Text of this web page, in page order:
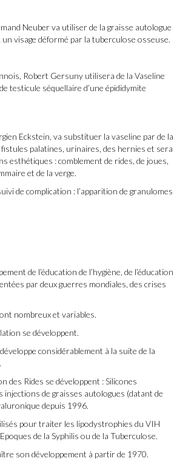
Neuber va utiliser de la graisse autologue
visage déformé par la tuberculose osseuse.
Robert Gersuny utilisera de la Vaseline
testicule séquellaire d’une épididymite
Eckstein, va substituer la vaseline par de la
palatines, urinaires, des hernies et sera
esthétiques : comblement de rides, de joues,
et de la verge.
de complication : l’apparition de granulomes
de l’éducation de l’hygiène, de l’éducation
par deux guerres mondiales, des crises
nombreux et variables.
se développent.
considérablement à la suite de la
des Rides se développent : Silicones
injections de graisses autologues (datant de
depuis 1996.
pour traiter les lipodystrophies du VIH
de la Syphilis ou de la Tuberculose.
son développement à partir de 1970.